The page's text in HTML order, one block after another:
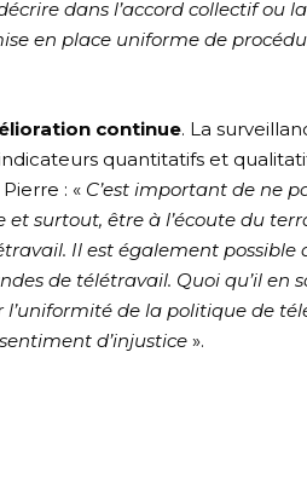
dans l’accord collectif ou
en place uniforme de
continue. La
quantitatifs et
: « C’est important de ne
surtout, être à l’écoute du
Il est également possible
de télétravail. Quoi qu’il en
l’uniformité de la politique de
d’injustice ».